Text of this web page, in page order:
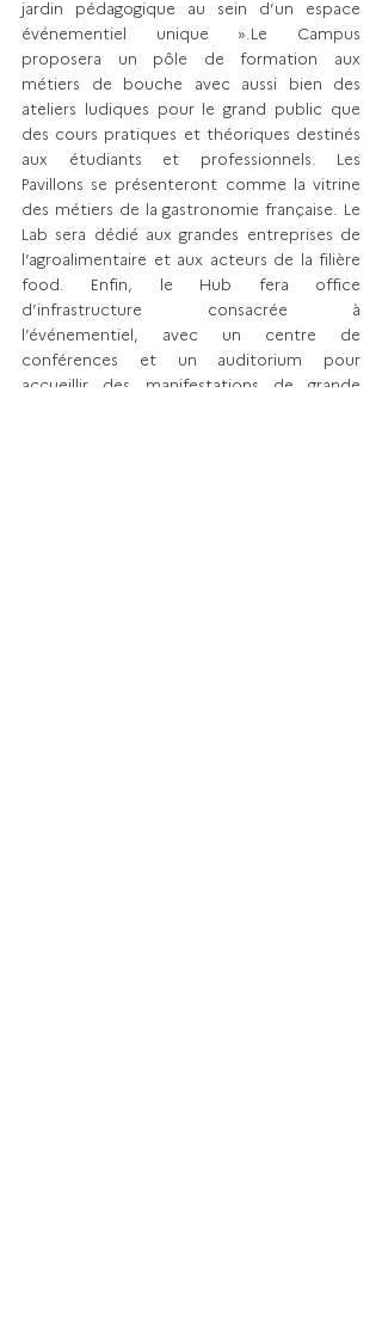
jardin pédagogique au sein d’un espace
événementiel unique ».Le Campus
proposera un pôle de formation aux
métiers de bouche avec aussi bien des
ateliers ludiques pour le grand public que
des cours pratiques et théoriques destinés
aux étudiants et professionnels. Les
Pavillons se présenteront comme la vitrine
des métiers de la gastronomie française. Le
Lab sera dédié aux grandes entreprises de
l’agroalimentaire et aux acteurs de la filière
food. Enfin, le Hub fera office
d’infrastructure consacrée à
l’événementiel, avec un centre de
conférences et un auditorium pour
accueillir des manifestations de grande